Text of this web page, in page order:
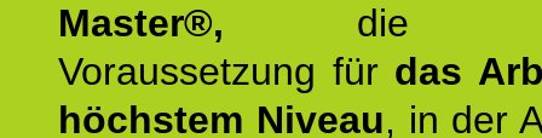
Master®, die
Voraussetzung für das
höchstem Niveau, in der